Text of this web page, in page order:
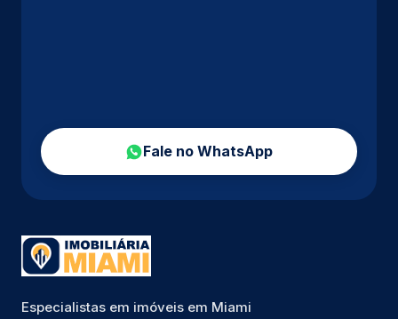
Fale no WhatsApp
Especialistas em imóveis em Miami